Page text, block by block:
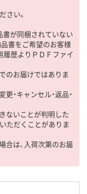
さい。
書が同梱されていない
書をご希望のお客様
履歴よりＰＤＦファイ
のお届けではありま
・キャンセル・返品・
ないことが判明した
ただくことがありま
合は、入荷次第のお届